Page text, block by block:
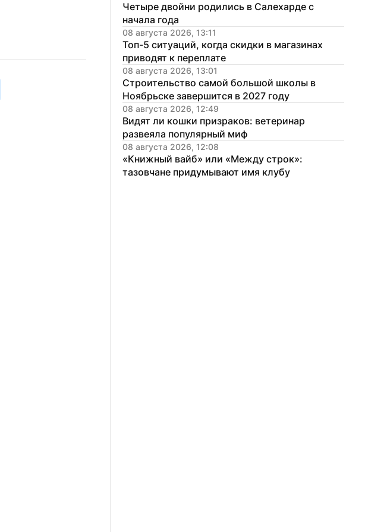
Четыре двойни родились в Салехарде с
начала года
08 августа 2026, 13:11
Топ-5 ситуаций, когда скидки в магазинах
приводят к переплате
08 августа 2026, 13:01
Строительство самой большой школы в
Ноябрьске завершится в 2027 году
08 августа 2026, 12:49
Видят ли кошки призраков: ветеринар
развеяла популярный миф
08 августа 2026, 12:08
«Книжный вайб» или «Между строк»:
тазовчане придумывают имя клубу